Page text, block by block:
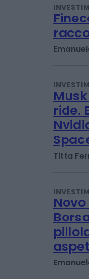
Musk
ride.
Titta
Novo